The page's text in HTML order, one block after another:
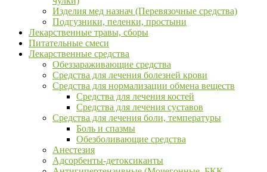
Изделия мед назнач (Перевязочные средства)
Подгузники, пеленки, простыни
Лекарственные травы, сборы
Питательные смеси
Лекарственные средства
Обеззараживающие средства
Средства для лечения болезней крови
Средства для нормализации обмена веществ
Средства для лечения костей
Средства для лечения суставов
Средства для лечения боли, температуры
Боль и спазмы
Обезболивающие средства
Анестезия
Адсорбенты-детоксиканты